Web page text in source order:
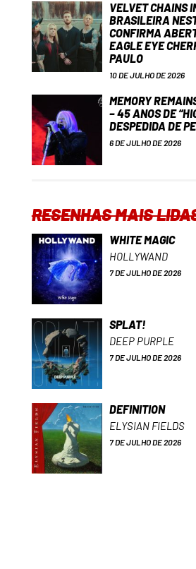
VELVET CHAINS
BRASILEIRA
CONFIRMA
EAGLE EYE
PAULO
10 DE JULHO DE 2026
MEMORY
– 45 ANOS DE
DESPEDIDA DE
6 DE JULHO DE 2026
RESENHAS MAIS
WHITE MAGIC
HOLLYWAND
7 DE JULHO DE 2026
SPLAT!
DEEP PURPLE
7 DE JULHO DE 2026
DEFINITION
ELYSIAN FIELDS
7 DE JULHO DE 2026